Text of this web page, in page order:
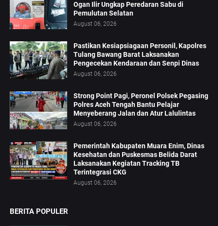
Ogan Ilir Ungkap Peredaran Sabu di
Pemulutan Selatan
August 06, 2026
Pastikan Kesiapsiagaan Personil, Kapolres
Tulang Bawang Barat Laksanakan
Pengecekan Kendaraan dan Senpi Dinas
August 06, 2026
Strong Point Pagi, Peronel Polsek Pegasing
Polres Aceh Tengah Bantu Pelajar
Menyeberang Jalan dan Atur Lalulintas
August 06, 2026
‎Pemerintah Kabupaten Muara Enim, Dinas
Kesehatan dan Puskesmas Belida Darat
Laksanakan Kegiatan Tracking TB
Terintegrasi CKG
August 06, 2026
BERITA POPULER